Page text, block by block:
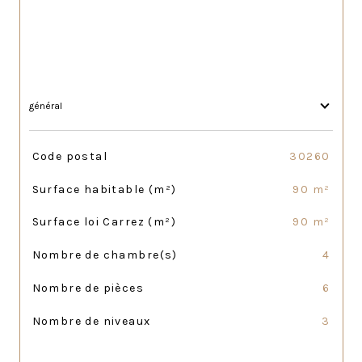
général
TRAD_SIROCCO_Caracteristique
Code postal 30260
Surface habitable (m²) 90 m²
Surface loi Carrez (m²) 90 m²
Nombre de chambre(s) 4
Nombre de pièces 6
Nombre de niveaux 3